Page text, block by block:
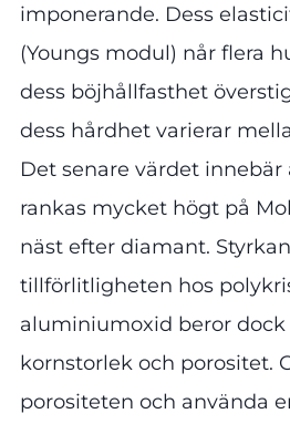
imponerande. Dess
(Youngs modul) når flera
dess böjhållfasthet
dess hårdhet varierar
Det senare värdet
rankas mycket högt på
näst efter diamant.
tillförlitligheten hos
aluminiumoxid beror dock
kornstorlek och porositet.
porositeten och använda